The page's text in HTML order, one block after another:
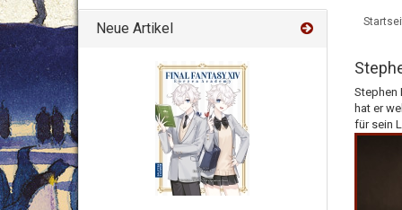
Stephen
hat er
für sein
Neue Artikel